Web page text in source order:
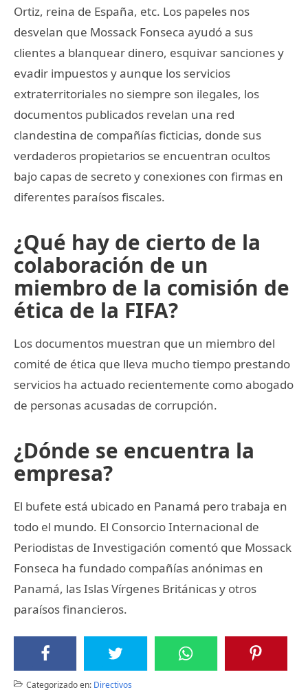
Ortiz, reina de España, etc. Los papeles nos
desvelan que Mossack Fonseca ayudó a sus
clientes a blanquear dinero, esquivar sanciones y
evadir impuestos y aunque los servicios
extraterritoriales no siempre son ilegales, los
documentos publicados revelan una red
clandestina de compañías ficticias, donde sus
verdaderos propietarios se encuentran ocultos
bajo capas de secreto y conexiones con firmas en
diferentes paraísos fiscales.
¿Qué hay de cierto de la
colaboración de un
miembro de la comisión de
ética de la FIFA?
Los documentos muestran que un miembro del
comité de ética que lleva mucho tiempo prestando
servicios ha actuado recientemente como abogado
de personas acusadas de corrupción.
¿Dónde se encuentra la
empresa?
El bufete está ubicado en Panamá pero trabaja en
todo el mundo. El Consorcio Internacional de
Periodistas de Investigación comentó que Mossack
Fonseca ha fundado compañías anónimas en
Panamá, las Islas Vírgenes Británicas y otros
paraísos financieros.
Categorizado en: Directivos